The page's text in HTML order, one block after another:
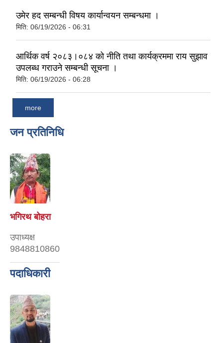
उमेर हद सम्बन्धी विषय कार्यान्वयन सम्बन्धमा ।
मिति: 06/19/2026 - 06:31
आर्थिक वर्ष २०८३।०८४ को नीति तथा कार्यक्रममा राय सुझाव
उपलब्ध गराउने सम्बन्धी सूचना ।
मिति: 06/19/2026 - 06:28
more
जन प्रतिनिधि
भगिरथ बोहरा
उपाध्यक्ष
9848810860
पदाधिकारी